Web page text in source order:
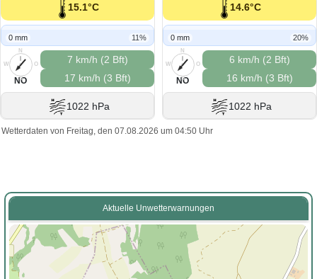
15.1°C
0 mm 11%
N
O
S
W
NO
7 km/h (2 Bft)
17 km/h (3 Bft)
1022 hPa
14.6°C
0 mm 20%
N
O
S
W
NO
6 km/h (2 Bft)
16 km/h (3 Bft)
1022 hPa
Wetterdaten von Freitag, den 07.08.2026 um 04:50 Uhr
Aktuelle Unwetterwarnungen